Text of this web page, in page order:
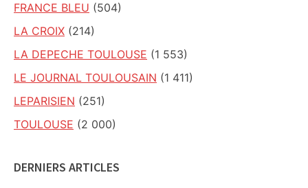
FRANCE BLEU (504)
LA CROIX (214)
LA DEPECHE TOULOUSE (1 553)
LE JOURNAL TOULOUSAIN (1 411)
LEPARISIEN (251)
TOULOUSE (2 000)
DERNIERS ARTICLES